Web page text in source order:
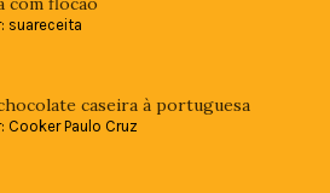
suareceita
caseira à portuguesa
Cooker Paulo Cruz